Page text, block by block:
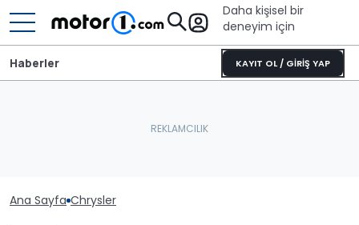
Daha kişisel bir
deneyim için
KAYIT OL / GİRİŞ YAP
Haberler
Ana Sayfa Chrysler